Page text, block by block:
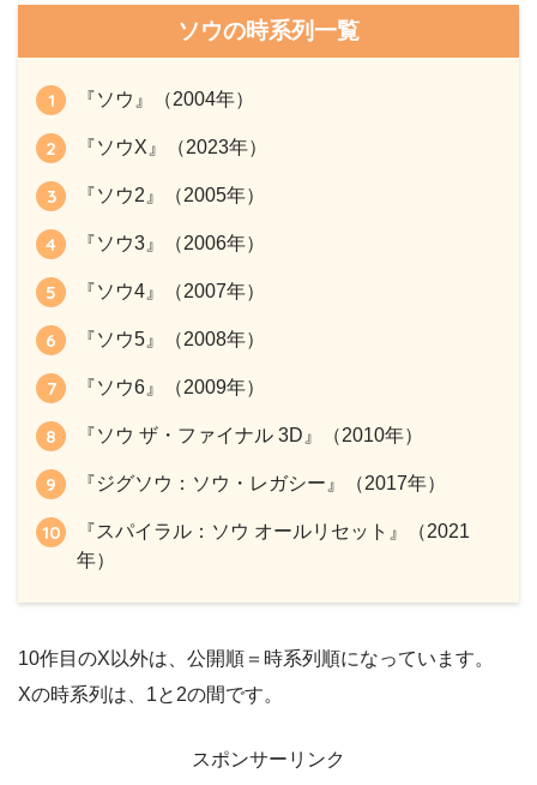
ソウの時系列一覧
『ソウ』（2004年）
『ソウX』（2023年）
『ソウ2』（2005年）
『ソウ3』（2006年）
『ソウ4』（2007年）
『ソウ5』（2008年）
『ソウ6』（2009年）
『ソウ ザ・ファイナル 3D』（2010年）
『ジグソウ：ソウ・レガシー』（2017年）
『スパイラル：ソウ オールリセット』（2021
年）
10作目のX以外は、公開順＝時系列順になっています。
Xの時系列は、1と2の間です。
スポンサーリンク